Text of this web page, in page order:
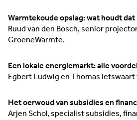
Warmtekoude opslag: wat houdt dat
Ruud van den Bosch, senior
GroeneWarmte.
Een lokale energiemarkt: alle
Egbert Ludwig en Thomas Ietswaart
Het oerwoud van subsidies en
Arjen Schol, specialist subsidies,